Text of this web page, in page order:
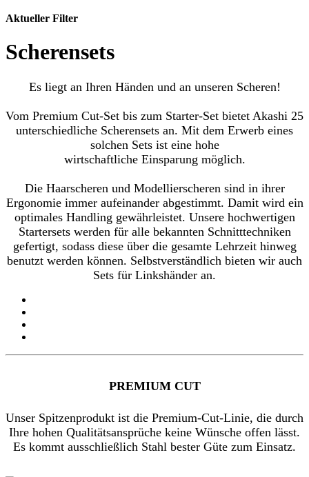
Aktueller Filter
Scherensets
Es liegt an Ihren Händen und an unseren Scheren!
Vom Premium Cut-Set bis zum Starter-Set bietet Akashi 25
unterschiedliche Scherensets an. Mit dem Erwerb eines
solchen Sets ist eine hohe
wirtschaftliche Einsparung möglich.
Die Haarscheren und Modellierscheren sind in ihrer
Ergonomie immer aufeinander abgestimmt. Damit wird ein
optimales Handling gewährleistet. Unsere hochwertigen
Startersets werden für alle bekannten Schnitttechniken
gefertigt, sodass diese über die gesamte Lehrzeit hinweg
benutzt werden können. Selbstverständlich bieten wir auch
Sets für Linkshänder an.
PREMIUM CUT
Unser Spitzenprodukt ist die Premium-Cut-Linie, die durch
Ihre hohen Qualitätsansprüche keine Wünsche offen lässt.
Es kommt ausschließlich Stahl bester Güte zum Einsatz.